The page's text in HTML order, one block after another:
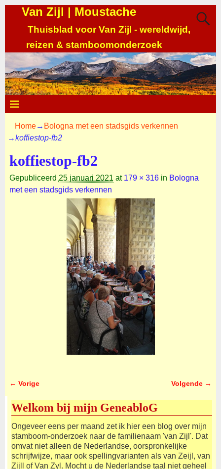
Van Zijl | Moustache
Thuisblad voor Van Zijl - wereldwijd,
reizen & stamboomonderzoek
Home→ Bologna met een stadsgids verkennen
→koffiestop-fb2
koffiestop-fb2
Gepubliceerd 25 januari 2021 at 179 × 316in Bologna
met een stadsgids verkennen
← Vorige Volgende →
Welkom bij mijn GeneabloG
Ongeveer eens per maand zet ik hier een blog over mijn
stamboom-onderzoek naar de familienaam 'van Zijl'. Dat
omvat niet alleen de Nederlandse, oorspronkelijke
schrijfwijze, maar ook spellingvarianten als van Zeijl, van
Zijll of Van Zyl. Mocht u de Nederlandse taal niet geheel